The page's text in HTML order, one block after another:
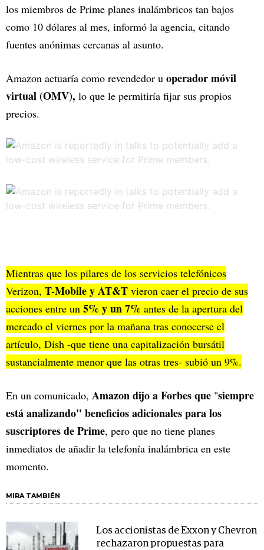
los miembros de Prime planes inalámbricos tan bajos
como 10 dólares al mes, informó la agencia, citando
fuentes anónimas cercanas al asunto.
Amazon actuaría como revendedor u operador móvil
virtual (OMV), lo que le permitiría fijar sus propios
precios.
Mientras que los pilares de los servicios telefónicos
Verizon, T-Mobile y AT&T vieron caer el precio de sus
acciones entre un 5% y un 7% antes de la apertura del
mercado el viernes por la mañana tras conocerse el
artículo, Dish -que tiene una capitalización bursátil
sustancialmente menor que las otras tres- subió un 9%.
En un comunicado, Amazon dijo a Forbes que "siempre
está analizando" beneficios adicionales para los
suscriptores de Prime, pero que no tiene planes
inmediatos de añadir la telefonía inalámbrica en este
momento.
MIRA TAMBIÉN
Los accionistas de Exxon y Chevron
rechazaron propuestas para